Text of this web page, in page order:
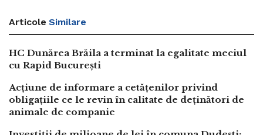
Articole Similare
HC Dunărea Brăila a terminat la egalitate meciul
cu Rapid București
Acțiune de informare a cetățenilor privind
obligațiile ce le revin în calitate de deținători de
animale de companie